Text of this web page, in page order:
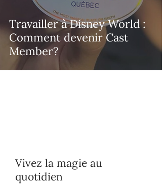
Travailler à Disney World :
Comment devenir Cast
Member?
Vivez la magie au
quotidien